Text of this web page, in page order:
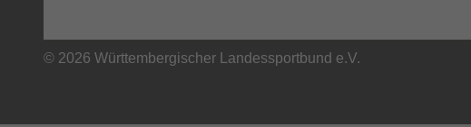
© 2026 Württembergischer Landessportbund e.V.